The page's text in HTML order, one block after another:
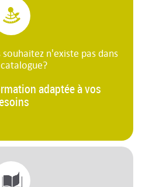
n'existe pas dans
adaptée à vos